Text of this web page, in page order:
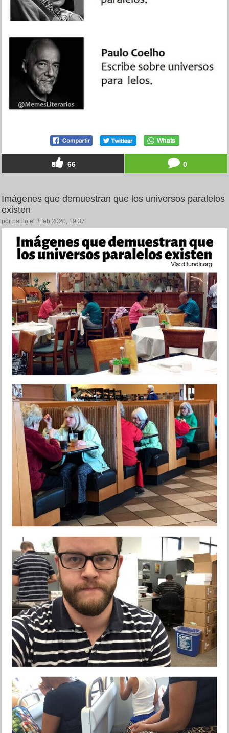
66 0
Imágenes que demuestran que los universos paralelos
existen
por paulo el 3 feb 2020, 19:37